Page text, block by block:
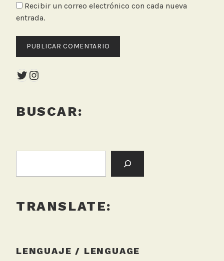
Recibir un correo electrónico con cada nueva
entrada.
Twitter
Instagram
BUSCAR:
TRANSLATE:
LENGUAJE / LENGUAGE